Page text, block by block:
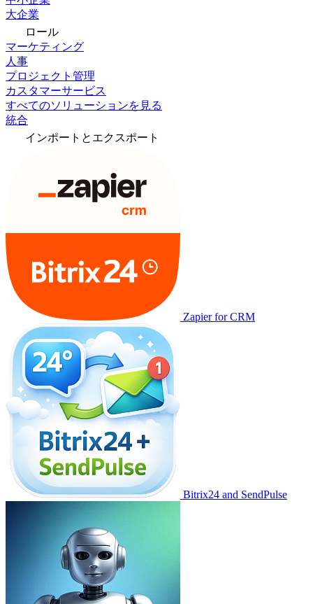
大企業
ロール
マーケティング
人事
プロジェクト管理
カスタマーサービス
すべてのソリューションを見る
統合
インポートとエクスポート
Zapier for CRM
Bitrix24 and SendPulse